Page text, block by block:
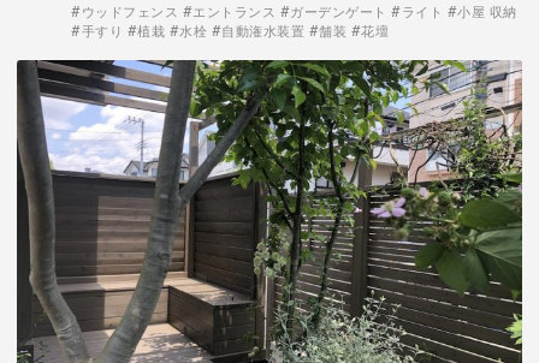
ウッドフェンス エントランス ガーデンゲート ライト
小屋 収納
手すり
植栽 水栓 自動潅水装置 舗装 花壇